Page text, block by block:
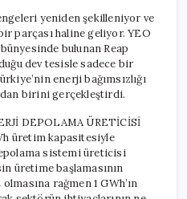
için
yeniden şekilleniyor ve
parçası haline geliyor. YEO
bulunan Reap
dev tesisle sadece bir
enerji bağımsızlığı
birini gerçekleştirdi.
DEPOLAMA ÜRETİCİSİ
üretim kapasitesiyle
sistemi üreticisi
üretime başlamasının
rağmen 1 GWh’ın